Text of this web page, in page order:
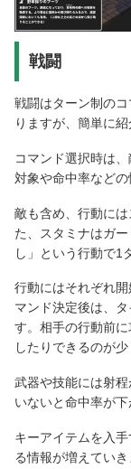
戦闘
戦闘はターン制の
りますが、簡単に紹
コマンド選択時は
対象や命中率などの
敵も含め、行動に
た、スタミナはガ
し」という行動で1
行動にはそれぞれ
マンド決定後は、
す。相手の行動前
したりできるのが少
武器や技能には射
いないと命中率が下
キーアイテムを入
る情報が増えてい